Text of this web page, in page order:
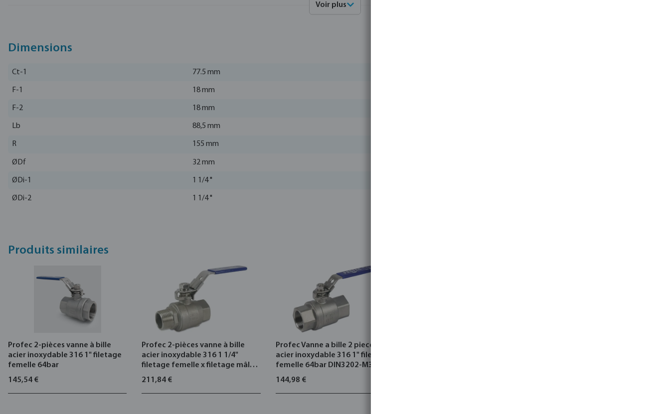
4019305356503
Fabricant
Voir plus
Dimensions
Ct-1 77.5 mm
F-1 18 mm
F-2 18 mm
Lb 88,5 mm
R 155 mm
ØDf 32 mm
ØDi-1 1 1/4 "
ØDi-2 1 1/4 "
Produits similaires
Profec 2-pièces vanne à bille
acier inoxydable 316 1" filetage
femelle 64bar
145,54 €
Profec 2-pièces vanne à bille
acier inoxydable 316 1 1/4"
filetage femelle x filetage mâle
50bar
211,84 €
Profec Vanne a bille 2 pieces
acier inoxydable 316 1" filetage
femelle 64bar DIN3202-M3
144,98 €